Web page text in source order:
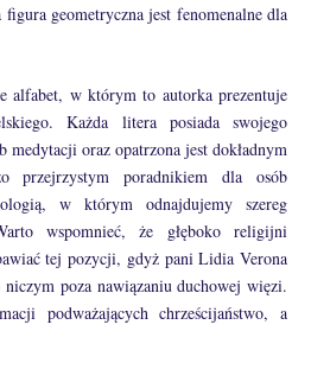
geometryczna jest fenomenalne dla
alfabet, w którym to autorka prezentuje
Każda litera posiada swojego
medytacji oraz opatrzona jest dokładnym
przejrzystym poradnikiem dla osób
w którym odnajdujemy szereg
wspomnieć, że głęboko religijni
tej pozycji, gdyż pani Lidia Verona
poza nawiązaniu duchowej więzi.
podważających chrześcijaństwo, a